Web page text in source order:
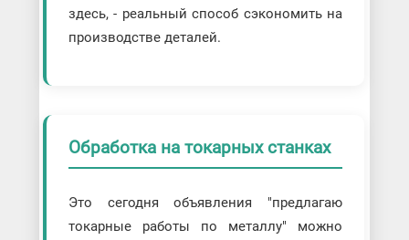
здесь, - реальный способ сэкономить на
производстве деталей.
Обработка на токарных станках
Это сегодня объявления "предлагаю
токарные работы по металлу" можно